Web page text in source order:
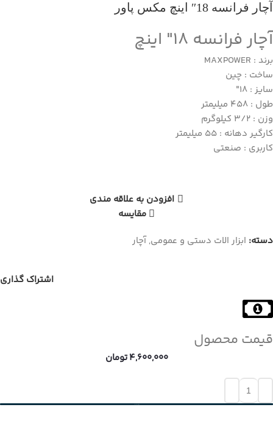
آچار فرانسه 18″ اینچ مکس پاور
آچار فرانسه 18″ اینچ
برند : MAXPOWER
ساخت : چین
سایز : 18″
طول : 458 میلیمتر
وزن : 3/2 کیلوگرم
کارگیر دهانه : 55 میلیمتر
کاربری : صنعتی
افزودن به علاقه مندی
مقایسه
دسته: ابزار الات دستی و عمومی, آچار
اشتراک گذاری
قیمت محصول
4,600,000تومان